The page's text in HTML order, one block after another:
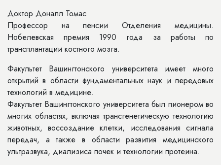
Доктор Доналл Томас
Профессор на пенсии Отделения медицины.
Нобелевская премия 1990 года за работы по
трансплантации костного мозга.
Факультет Вашингтонского университета имеет много
открытий в области фундаментальных наук и передовых
технологий в медицине.
Факультет Вашингтонского университета был пионером во
многих областях, включая трансгенетическую технологию
животных, воссоздание клетки, исследования сигнала
передач, а также в области развития медицинского
ультразвука, диализиса почек и технологии протеина.